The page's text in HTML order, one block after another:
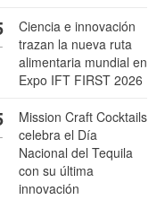
Ciencia e innovación
trazan la nueva ruta
alimentaria mundial en
Expo IFT FIRST 2026
Mission Craft Cocktails
celebra el Día
Nacional del Tequila
con su última
innovación